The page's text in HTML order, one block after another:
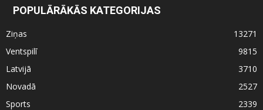
POPULĀRĀKĀS KATEGORIJAS
Ziņas
13271
Ventspilī
9815
Latvijā
3710
Novadā
2527
Sports
2339